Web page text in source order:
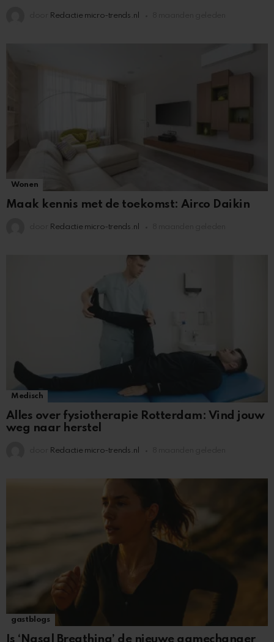
Redactie micro-trends.nl
Wonen
Maak kennis met de toekomst: Airco Daikin
Redactie micro-trends.nl
Medisch
Alles over fysiotherapie Rotterdam: Vind jouw
weg naar herstel
Redactie micro-trends.nl
gastblogs
Is ‘Nasal Breathing’ de nieuwe gamechanger